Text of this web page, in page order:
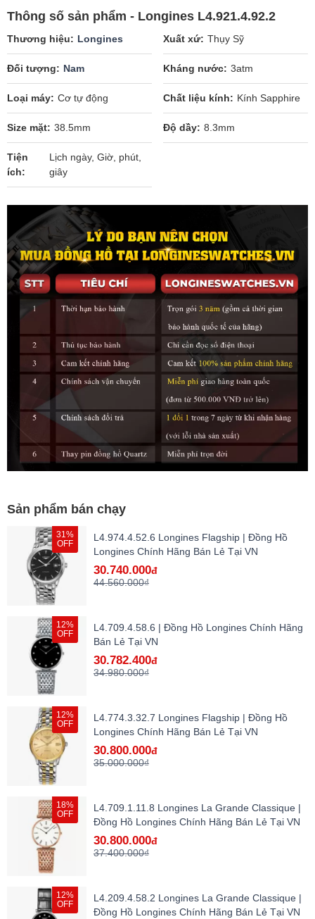
Thông số sản phẩm - Longines L4.921.4.92.2
Thương hiệu Longines Xuất xứ Thụy Sỹ
Đối tượng Nam Kháng nước 3atm
Loại máy Cơ tự động Chất liệu kính Kính Sapphire
Size mặt 38.5mm Độ dầy 8.3mm
Tiện
ích
Lịch ngày, Giờ, phút,
giây
Sản phẩm bán chạy
31%
OFF
L4.974.4.52.6 Longines Flagship | Đồng Hồ
Longines Chính Hãng Bán Lẻ Tại VN
30.740.000đ
44.560.000₫
12%
OFF
L4.709.4.58.6 | Đồng Hồ Longines Chính Hãng
Bán Lẻ Tại VN
30.782.400đ
34.980.000₫
12%
OFF
L4.774.3.32.7 Longines Flagship | Đồng Hồ
Longines Chính Hãng Bán Lẻ Tại VN
30.800.000đ
35.000.000₫
18%
OFF
L4.709.1.11.8 Longines La Grande Classique |
Đồng Hồ Longines Chính Hãng Bán Lẻ Tại VN
30.800.000đ
37.400.000₫
12%
OFF
L4.209.4.58.2 Longines La Grande Classique |
Đồng Hồ Longines Chính Hãng Bán Lẻ Tại VN